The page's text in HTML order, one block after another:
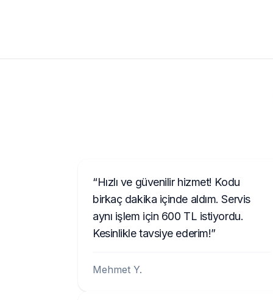
Hızlı ve güvenilir hizmet! Kodu
birkaç dakika içinde aldım. Servis
aynı işlem için 600 TL istiyordu.
Kesinlikle tavsiye ederim!
Mehmet Y.